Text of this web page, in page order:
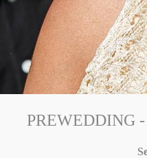
PREWEDDING